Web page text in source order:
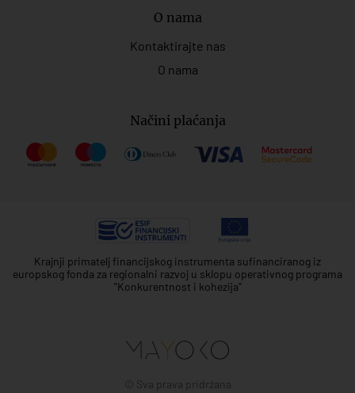
O nama
Kontaktirajte nas
O nama
Načini plaćanja
Krajnji primatelj financijskog instrumenta sufinanciranog iz
europskog fonda za regionalni razvoj u sklopu operativnog programa
"Konkurentnost i kohezija"
© Sva prava pridržana